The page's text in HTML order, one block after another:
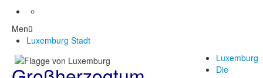
Menü
Luxemburg Stadt
Luxemburg
Die